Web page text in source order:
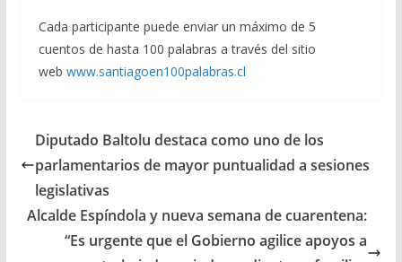
Cada participante puede enviar un máximo de 5
cuentos de hasta 100 palabras a través del sitio
web www.santiagoen100palabras.cl
Diputado Baltolu destaca como uno de los
parlamentarios de mayor puntualidad a sesiones
legislativas
Alcalde Espíndola y nueva semana de cuarentena:
“Es urgente que el Gobierno agilice apoyos a